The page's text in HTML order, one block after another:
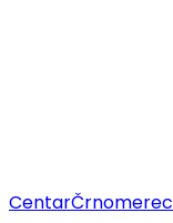
CentarČrnomerec